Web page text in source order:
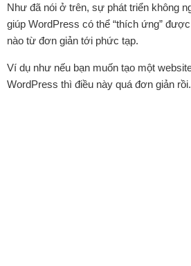
Như đã nói ở trên, sự phát triển không
giúp WordPress có thể “thích ứng”
nào từ đơn giản tới phức tạp.
Ví dụ như nếu bạn muốn tạo một
WordPress thì điều này quá đơn giản rồi.